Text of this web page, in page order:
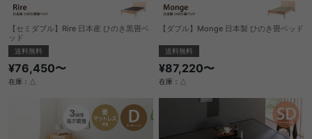
【セミダブル】Rire 日本産 ひのき黒畳ベ
ッド
送料無料
¥76,450〜
在庫：△
【ダブル】Monge 日本製 ひのき畳ベッド
送料無料
¥87,220〜
在庫：△